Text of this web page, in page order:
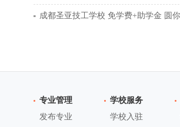
专业管理
发布专业
学校服务
学校入驻